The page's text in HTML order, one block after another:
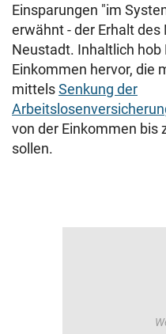
Einsparungen "im
erwähnt - der Erhalt
Neustadt. Inhaltlich hob
Einkommen hervor, die
mittelsSenkung der
von der Einkommen bis
sollen.